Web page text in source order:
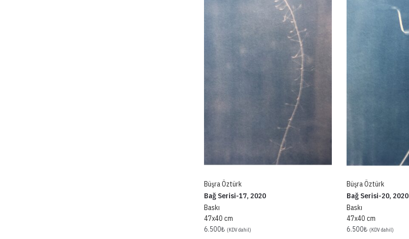
Büşra Öztürk
Bağ Serisi-17, 2020
Baskı
47x40 cm
6.500₺ (KDV dahil)
Büşra Öztürk
Bağ Serisi-20, 2020
Baskı
47x40 cm
6.500₺ (KDV dahil)